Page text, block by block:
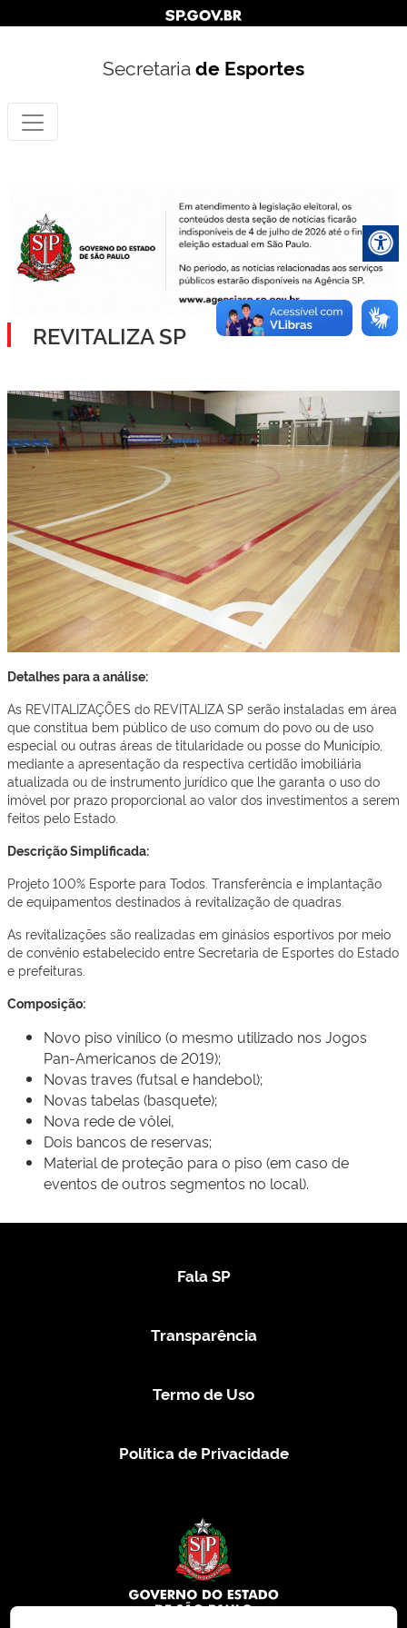
Secretariade Esportes
REVITALIZA SP
Detalhes para a análise:
As REVITALIZAÇÕES do REVITALIZA SP serão instaladas em área
que constitua bem público de uso comum do povo ou de uso
especial ou outras áreas de titularidade ou posse do Município,
mediante a apresentação da respectiva certidão imobiliária
atualizada ou de instrumento jurídico que lhe garanta o uso do
imóvel por prazo proporcional ao valor dos investimentos a serem
feitos pelo Estado.
Descrição Simplificada:
Projeto 100% Esporte para Todos. Transferência e implantação
de equipamentos destinados à revitalização de quadras.
As revitalizações são realizadas em ginásios esportivos por meio
de convênio estabelecido entre Secretaria de Esportes do Estado
e prefeituras.
Composição:
Novo piso vinílico (o mesmo utilizado nos Jogos
Pan-Americanos de 2019);
Novas traves (futsal e handebol);
Novas tabelas (basquete);
Nova rede de vôlei,
Dois bancos de reservas;
Material de proteção para o piso (em caso de
eventos de outros segmentos no local).
Fala SP
Transparência
Termo de Uso
Política de Privacidade